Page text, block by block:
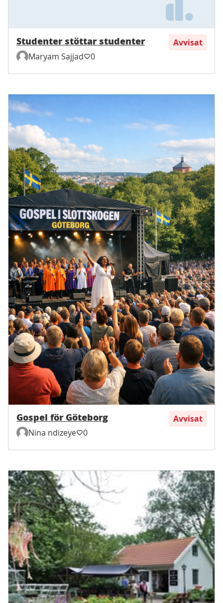
Studenter stöttar studenter
Avvisat
Maryam Sajjad
0
Gospel för Göteborg
Avvisat
Nina ndizeye
0